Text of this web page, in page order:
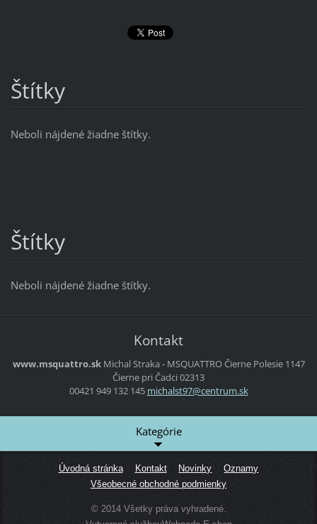
Štítky
Neboli nájdené žiadne štítky.
Štítky
Neboli nájdené žiadne štítky.
Kontakt
www.msquattro.sk Michal Straka - MSQUATTROČierne Polesie 1147
Čierne pri Čadci 02313
00421 949 132 145 michalst97@centrum.sk
Kategórie
Úvodná stránka Kontakt Novinky
Oznamy
Všeobecné obchodné podmienky
© 2014 Všetky práva vyhradené.